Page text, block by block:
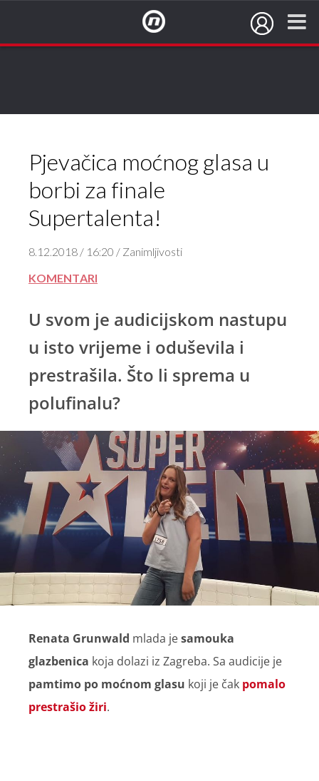
Pjevačica moćnog glasa u
borbi za finale
Supertalenta!
8.12.2018 / 16:20 / Zanimljivosti
KOMENTARI
U svom je audicijskom nastupu
u isto vrijeme i oduševila i
prestrašila. Što li sprema u
polufinalu?
Renata Grunwald mlada jesamouka
glazbenica koja dolazi iz Zagreba. Sa audicije je
pamtimo po moćnom glasu koji je čak pomalo
prestrašio žiri.